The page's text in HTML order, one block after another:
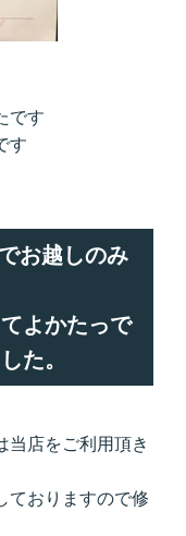
です
す
お越しのみ
よかたっで
た。
当店をご利用頂き
ておりますので修